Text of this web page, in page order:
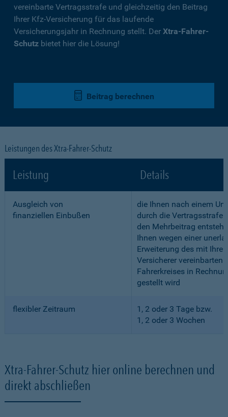
vereinbarte Vertragsstrafe und gleichzeitig den Beitrag
Ihrer Kfz-Versicherung für das laufende
Versicherungsjahr in Rechnung stellt. Der Xtra-Fahrer-
Schutz bietet hier die Lösung!
Beitrag berechnen
Leistungen des Xtra-Fahrer-Schutz
Leistung Details
Ausgleich von
finanziellen Einbußen
die Ihnen nach einem
durch die Vertragsstrafe
den Mehrbeitrag
Ihnen wegen einer
Erweiterung des mit
Versicherer vereinbarten
Fahrerkreises in
gestellt wird
flexibler Zeitraum
1, 2 oder 3 Tage bzw.
1, 2 oder 3 Wochen
Xtra-Fahrer-Schutz hier online berechnen und
direkt abschließen